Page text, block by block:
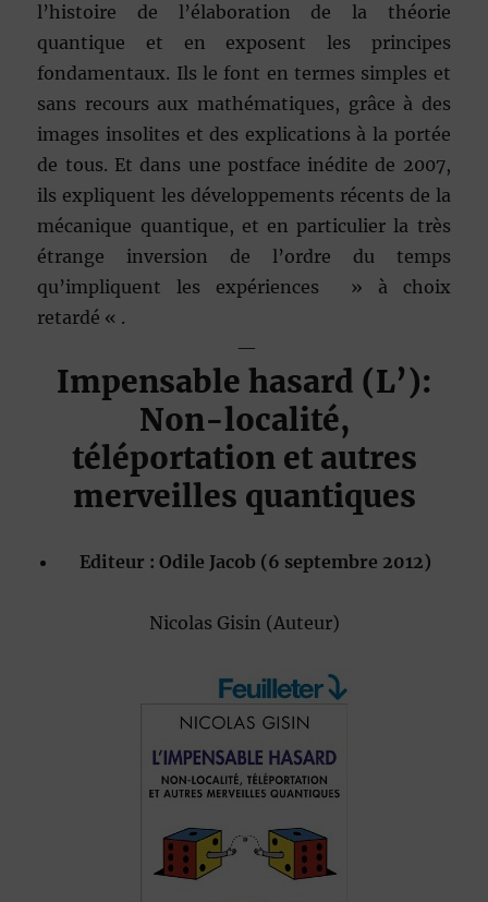
l’histoire de l’élaboration de la théorie
quantique et en exposent les principes
fondamentaux. Ils le font en termes simples et
sans recours aux mathématiques, grâce à des
images insolites et des explications à la portée
de tous. Et dans une postface inédite de 2007,
ils expliquent les développements récents de la
mécanique quantique, et en particulier la très
étrange inversion de l’ordre du temps
qu’impliquent les expériences » à choix
retardé « .
—
Impensable hasard (L’):
Non-localité,
téléportation et autres
merveilles quantiques
Editeur : Odile Jacob (6 septembre 2012)
Nicolas Gisin (Auteur)